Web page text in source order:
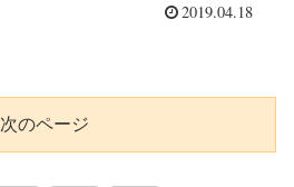
2019.04.18
次のページ